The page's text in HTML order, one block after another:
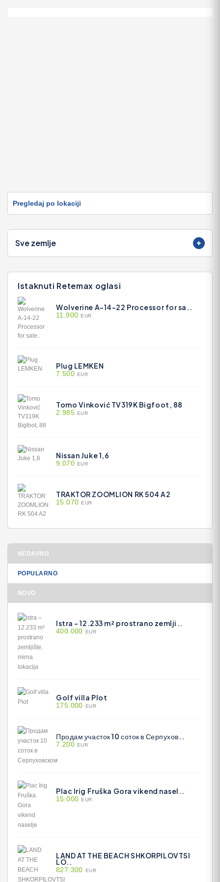
Pregledaj po lokaciji
Sve zemlje
Istaknuti Retemax oglasi
Wolverine A-14-22 Processor for sa..
11.900 EUR
Plug LEMKEN
7.500 EUR
Tomo Vinković TV319K Bigfoot, 88
2.985 EUR
Nissan Juke 1,6
9.070 EUR
TRAKTOR ZOOMLION RK 504 A2
15.070 EUR
NEDAVNO
POPULARNO
NOVO
Istra – 12.233 m² prostrano zemlji..
400.000 EUR
Golf villa Plot
175.000 EUR
Продам участок 10 соток в Серпухов..
7.200 EUR
Plac Irig Fruška Gora vikend nasel..
15.000 EUR
LAND AT THE BEACH SHKORPILOVTSI
LO..
827.300 EUR